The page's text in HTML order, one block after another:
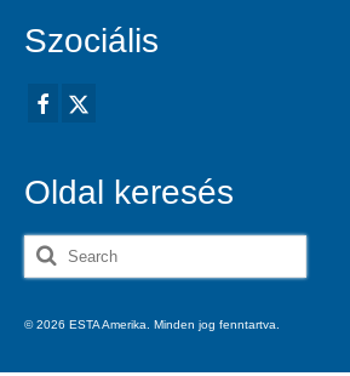
Szociális
Oldal keresés
Search
for:
© 2026 ESTA Amerika. Minden jog fenntartva.